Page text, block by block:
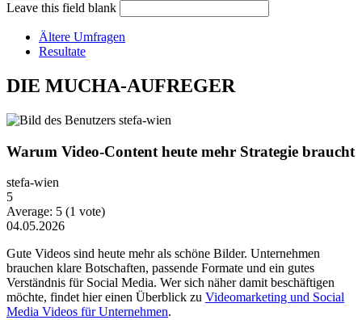
Leave this field blank
Ältere Umfragen
Resultate
DIE MUCHA-AUFREGER
Warum Video-Content heute mehr Strategie braucht
stefa-wien
5
Average: 5 (1 vote)
04.05.2026
Gute Videos sind heute mehr als schöne Bilder. Unternehmen
brauchen klare Botschaften, passende Formate und ein gutes
Verständnis für Social Media. Wer sich näher damit beschäftigen
möchte, findet hier einen Überblick zu Videomarketing und Social
Media Videos für Unternehmen.